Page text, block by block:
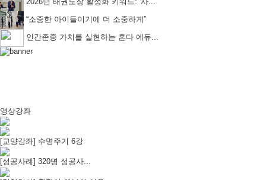
“소중한 아이들이기에 더 소중하게”
인간존중 가치를 실현하는 혼다 에듀...
영상강좌
[교양강좌] 수명주기 6강
[성공사례] 320명 성공사...